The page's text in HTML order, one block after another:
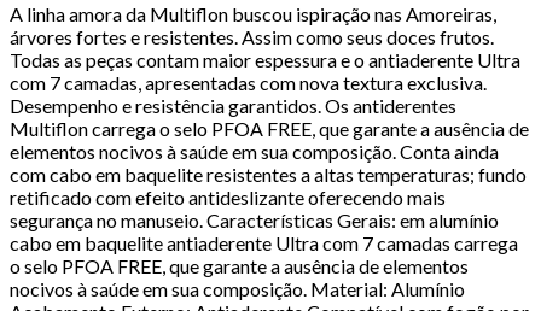
A linha amora da Multiflon buscou ispiração nas Amoreiras,
árvores fortes e resistentes. Assim como seus doces frutos.
Todas as peças contam maior espessura e o antiaderente Ultra
com 7 camadas, apresentadas com nova textura exclusiva.
Desempenho e resistência garantidos. Os antiderentes
Multiflon carrega o selo PFOA FREE, que garante a ausência de
elementos nocivos à saúde em sua composição. Conta ainda
com cabo em baquelite resistentes a altas temperaturas; fundo
retificado com efeito antideslizante oferecendo mais
segurança no manuseio. Características Gerais: em alumínio
cabo em baquelite antiaderente Ultra com 7 camadas carrega
o selo PFOA FREE, que garante a ausência de elementos
nocivos à saúde em sua composição. Material: Alumínio